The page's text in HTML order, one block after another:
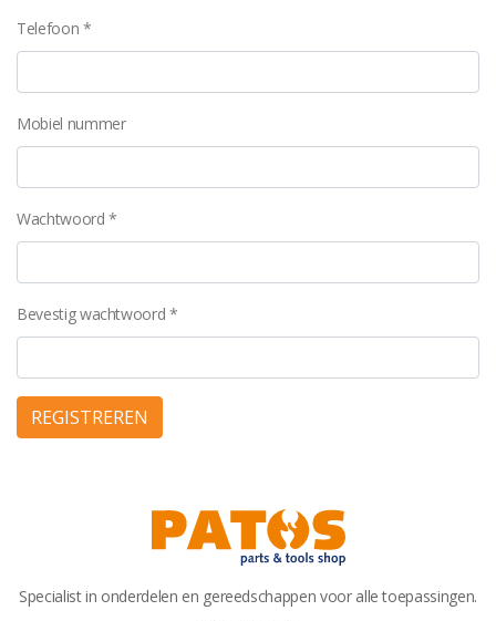
Telefoon *
Mobiel nummer
Wachtwoord *
Bevestig wachtwoord *
REGISTREREN
Specialist in onderdelen en gereedschappen voor alle toepassingen.